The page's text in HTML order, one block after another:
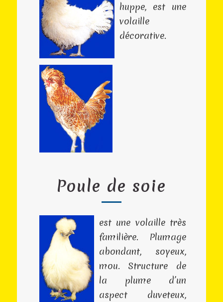
huppe, est une
volaille
décorative.
Poule de soie
est une volaille très
familière. Plumage
abondant, soyeux,
mou. Structure de
la plume d’un
aspect duveteux,